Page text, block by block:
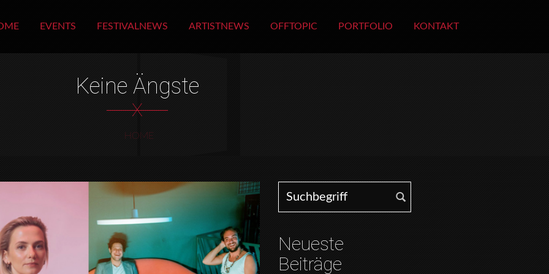
EVENTS FESTIVALNEWS ARTISTNEWS OFFTOPIC PORTFOLIO KONTAKT
Keine Ängste
X
HOME
Search for:
Neueste
Beiträge